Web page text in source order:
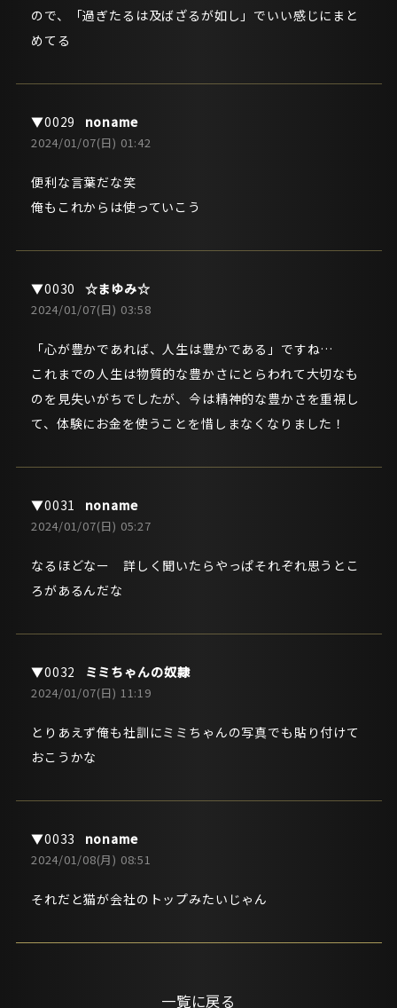
ので、「過ぎたるは及ばざるが如し」でいい感じにまと
めてる
noname
2024/01/07(日) 01:42
便利な言葉だな笑
俺もこれからは使っていこう
☆まゆみ☆
2024/01/07(日) 03:58
「心が豊かであれば、人生は豊かである」ですね…
これまでの人生は物質的な豊かさにとらわれて大切なも
のを見失いがちでしたが、今は精神的な豊かさを重視し
て、体験にお金を使うことを惜しまなくなりました！
noname
2024/01/07(日) 05:27
なるほどなー 詳しく聞いたらやっぱそれぞれ思うとこ
ろがあるんだな
ミミちゃんの奴隷
2024/01/07(日) 11:19
とりあえず俺も社訓にミミちゃんの写真でも貼り付けて
おこうかな
noname
2024/01/08(月) 08:51
それだと猫が会社のトップみたいじゃん
一覧に戻る